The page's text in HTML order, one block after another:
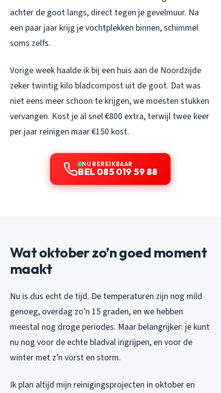
achter de goot langs, direct tegen je gevelmuur. Na
een paar jaar krijg je vochtplekken binnen, schimmel
soms zelfs.
Vorige week haalde ik bij een huis aan de Noordzijde
zeker twintig kilo bladcompost uit de goot. Dat was
niet eens meer schoon te krijgen, we moesten stukken
vervangen. Kost je al snel €800 extra, terwijl twee keer
per jaar reinigen maar €150 kost.
NU BEREIKBAAR
BEL 085 019 59 88
Wat oktober zo’n goed moment
maakt
Nu is dus echt de tijd. De temperaturen zijn nog mild
genoeg, overdag zo’n 15 graden, en we hebben
meestal nog droge periodes. Maar belangrijker: je kunt
nu nog voor de echte bladval ingrijpen, en voor de
winter met z’n vorst en storm.
Ik plan altijd mijn reinigingsprojecten in oktober en